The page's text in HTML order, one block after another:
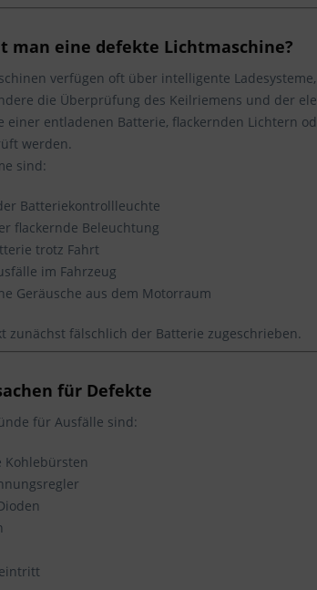
man eine defekte Lichtmaschine?
verfügen oft über intelligente
die Überprüfung des Keilriemens und der
einer entladenen Batterie, flackernden Lichtern
werden.
sind:
Batteriekontrollleuchte
flackernde Beleuchtung
trotz Fahrt
im Fahrzeug
Geräusche aus dem Motorraum
zunächst fälschlich der Batterie zugeschrieben.
für Defekte
für Ausfälle sind:
Kohlebürsten